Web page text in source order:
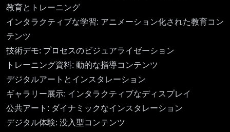
教育とトレーニング
インタラクティブな学習: アニメーション化された教育コン
テンツ
技術デモ: プロセスのビジュアライゼーション
トレーニング資料: 動的な指導コンテンツ
デジタルアートとインスタレーション
ギャラリー展示: インタラクティブなディスプレイ
公共アート: ダイナミックなインスタレーション
デジタル体験: 没入型コンテンツ